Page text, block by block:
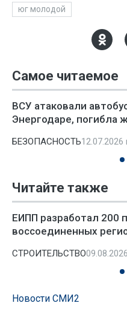
юг молодой
Самое читаемое
ВСУ атаковали
Энергодаре, погибла
БЕЗОПАСНОСТЬ12.07.2026
Читайте также
ЕИПП разработал 200
воссоединенных
СТРОИТЕЛЬСТВО
Новости СМИ2